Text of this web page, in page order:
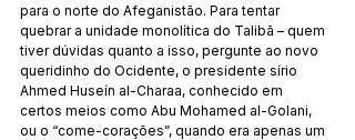
para o norte do Afeganistão. Para tentar
quebrar a unidade monolítica do Talibã – quem
tiver dúvidas quanto a isso, pergunte ao novo
queridinho do Ocidente, o presidente sírio
Ahmed Huseín al-Charaa, conhecido em
certos meios como Abu Mohamed al-Golani,
ou o “come-corações”, quando era apenas um